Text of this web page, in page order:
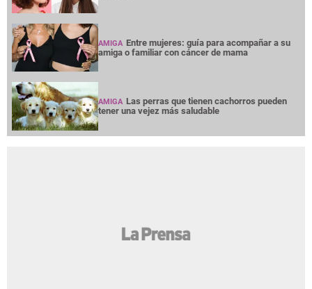
AMIGA Entre mujeres: guía para acompañar a su
amiga o familiar con cáncer de mama
AMIGA Las perras que tienen cachorros pueden
tener una vejez más saludable